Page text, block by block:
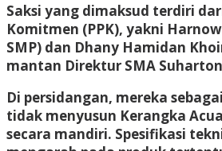
Saksi yang dimaksud terdiri
Komitmen (PPK), yakni
SMP) dan Dhany Hamidan
mantan Direktur SMA
Di persidangan, mereka
tidak menyusun Kerangka
secara mandiri. Spesifikasi